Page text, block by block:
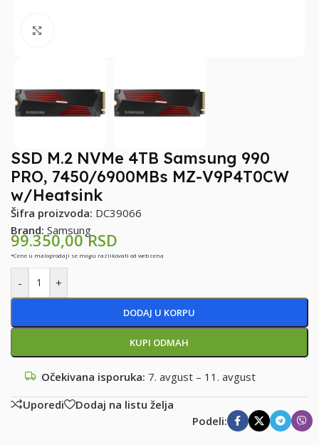
SSD M.2 NVMe 4TB Samsung 990
PRO, 7450/6900MBs MZ-V9P4T0CW
w/Heatsink
Šifra proizvoda: DC39066
Brand: Samsung
99.350,00RSD
*Cene u maloprodaji se mogu razlikovati od web cena
- +
DODAJ U KORPU
KUPI ODMAH
Očekivana isporuka: 7. avgust – 11. avgust
Uporedi
Dodaj na listu želja
Podeli: